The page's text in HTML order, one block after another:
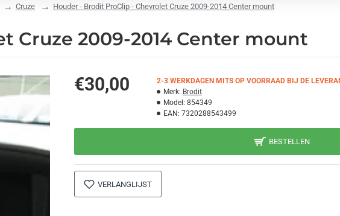
Cruze Houder - Brodit ProClip - Chevrolet Cruze 2009-2014 Center mount
Cruze 2009-2014 Center mount
€30,00
2-3 WERKDAGEN MITS OP VOORRAAD BIJ DE
Merk: Brodit
Model: 854349
EAN: 7320288543499
BESTELLEN
VERLANGLIJST